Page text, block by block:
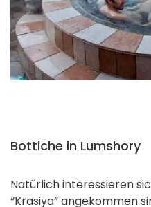
Bottiche in Lumshory
Natürlich interessieren
“Krasiya” angekommen